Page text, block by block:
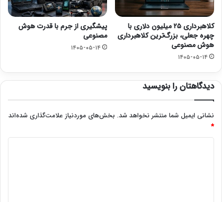
کلاهبرداری ۲۵ میلیون دلاری با
چهره جعلی، بزرگ‌ترین کلاهبرداری
هوش مصنوعی
۱۴۰۵-۰۵-۱۴
پیشگیری از جرم با قدرت هوش
مصنوعی
۱۴۰۵-۰۵-۱۴
دیدگاهتان را بنویسید
نشانی ایمیل شما منتشر نخواهد شد. بخش‌های موردنیاز علامت‌گذاری شده‌اند
*